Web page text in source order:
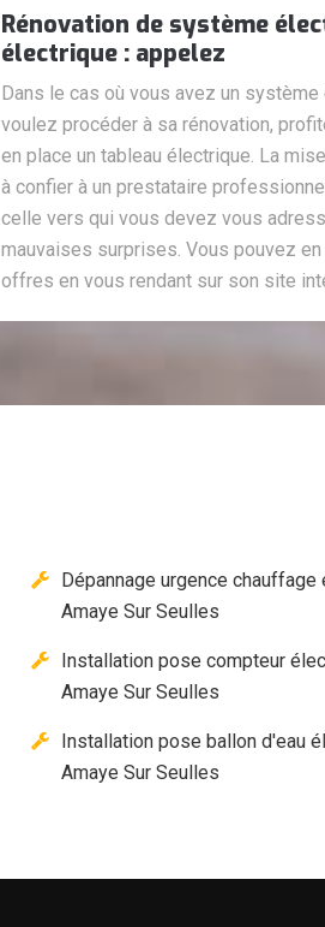
Rénovation de système
électrique : appelez
Dans le cas où vous avez un
voulez procéder à sa rénovation,
en place un tableau électrique. La
à confier à un prestataire
celle vers qui vous devez vous
mauvaises surprises. Vous pouvez
offres en vous rendant sur son site
Dépannage urgence chauffage
Amaye Sur Seulles
Installation pose compteur
Amaye Sur Seulles
Installation pose ballon d'eau
Amaye Sur Seulles